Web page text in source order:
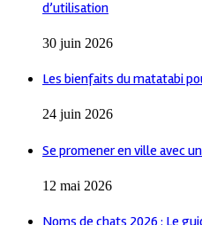
d’utilisation
30 juin 2026
Les bienfaits du matatabi
24 juin 2026
Se promener en ville avec
12 mai 2026